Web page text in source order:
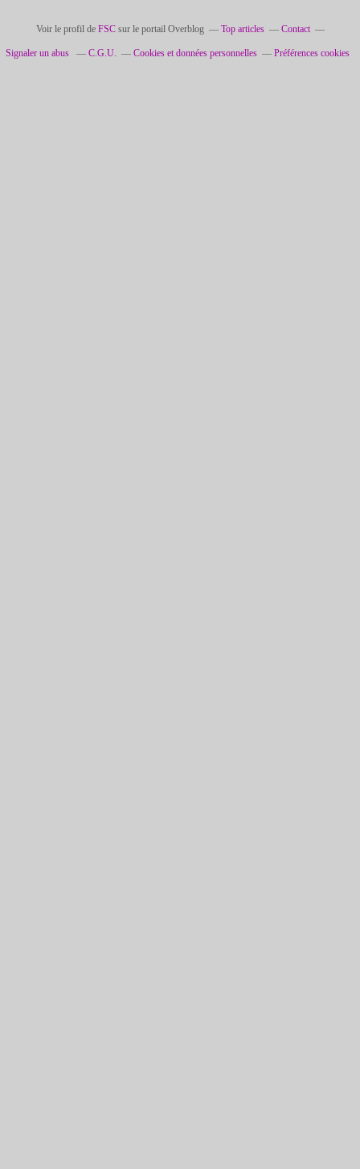
Voir le profil de FSCsur le portail Overblog Top articles Contact
Signaler un abus C.G.U. Cookies et données personnelles Préférences cookies